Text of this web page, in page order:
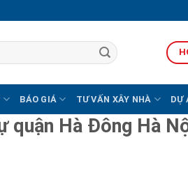
BÁO GIÁ TƯ VẤN XÂY NHÀ DỰ
Hà Đông Hà